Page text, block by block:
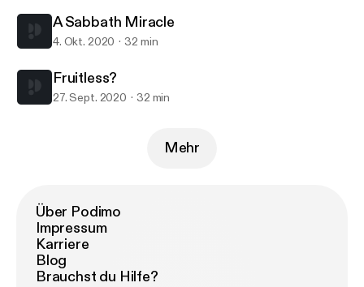
A Sabbath Miracle
4. Okt. 2020 32 min
Fruitless?
27. Sept. 2020 32 min
Mehr
Über Podimo
Impressum
Karriere
Blog
Brauchst du Hilfe?